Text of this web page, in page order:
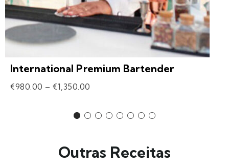
International Premium Bartender
€980.00 – €1,350.00
Outras Receitas